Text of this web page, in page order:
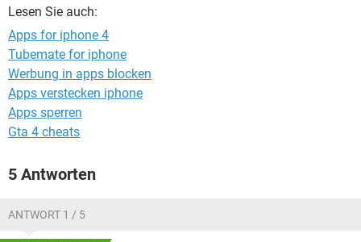
Lesen Sie auch:
Apps for iphone 4
Tubemate for iphone
Werbung in apps blocken
Apps verstecken iphone
Apps sperren
Gta 4 cheats
5 Antworten
ANTWORT 1 / 5